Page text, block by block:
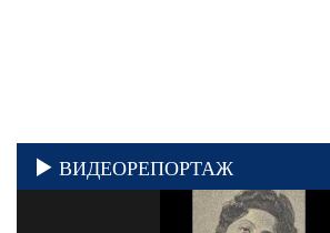
ВИДЕОРЕПОРТАЖ